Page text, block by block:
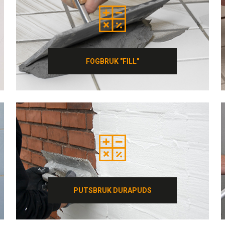
FOGBRUK "FILL"
FOGBRUK "FILL"
PUTSBRUK DURAPUDS
PUTSBRUK DURAPUDS